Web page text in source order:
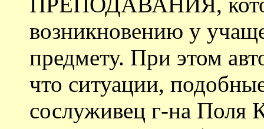
возникновению у
предмету. При этом
что ситуации,
сослуживец г-на Поля